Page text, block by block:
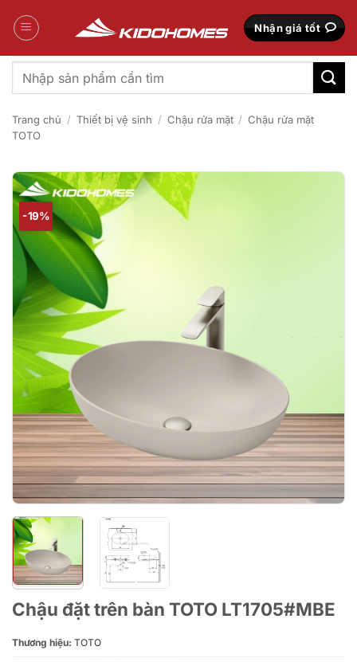
qua
Nhận giá tốt
Tìm
kiếm:
Trang chủ / Thiết bị vệ sinh / Chậu rửa mặt / Chậu rửa mặt
TOTO
-19%
Chậu đặt trên bàn TOTO LT1705#MBE
Thương hiệu: TOTO